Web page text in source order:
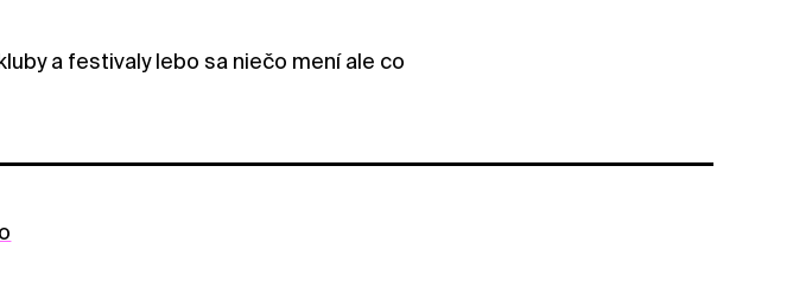
a festivaly lebo sa niečo mení ale co